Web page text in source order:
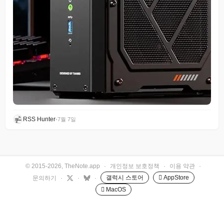
RSS Hunter•7월 7일
© 2015-2026, TheNote.app · 개인정보 보호정책 · 이용 약관
·
문의하기
· · · 갤럭시 스토어
 AppStore
 MacOS